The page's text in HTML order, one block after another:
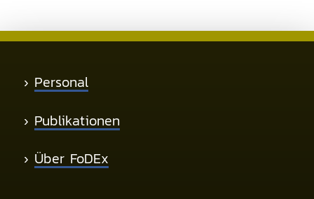
› Personal
› Publikationen
› Über FoDEx